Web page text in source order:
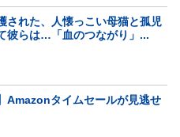
された、人懐っこい母猫と孤児
彼らは…「血のつながり」...
Amazonタイムセールが見逃せ